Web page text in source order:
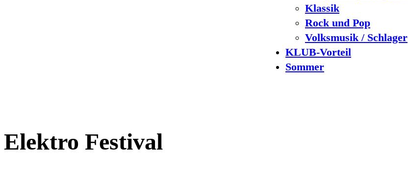
Klassik
Rock und Pop
Volksmusik / Schlager
KLUB-Vorteil
Sommer
Elektro Festival